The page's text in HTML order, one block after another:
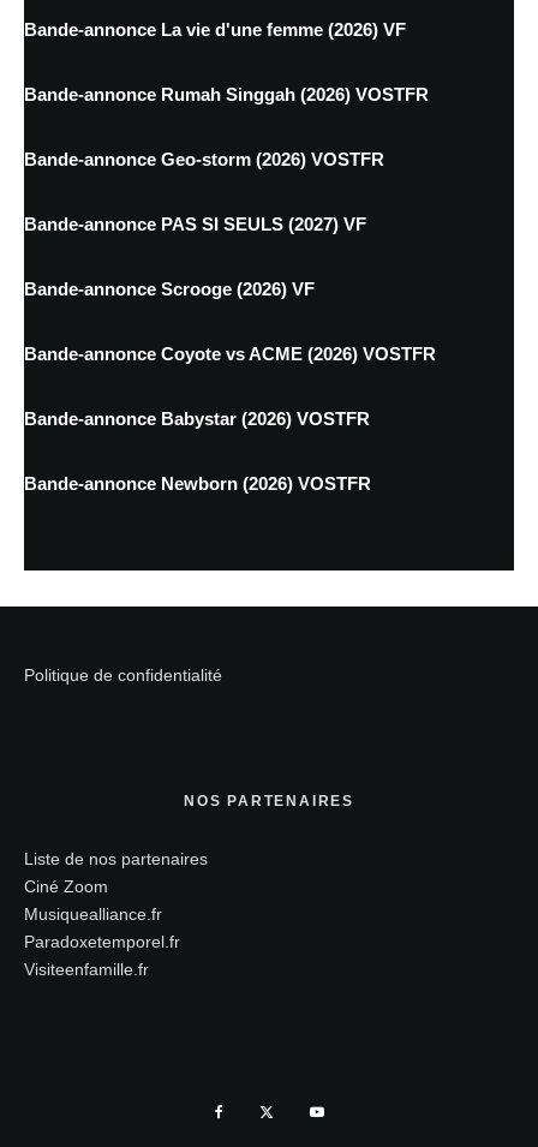
Bande-annonce La vie d'une femme (2026) VF
Bande-annonce Rumah Singgah (2026) VOSTFR
Bande-annonce Geo-storm (2026) VOSTFR
Bande-annonce PAS SI SEULS (2027) VF
Bande-annonce Scrooge (2026) VF
Bande-annonce Coyote vs ACME (2026) VOSTFR
Bande-annonce Babystar (2026) VOSTFR
Bande-annonce Newborn (2026) VOSTFR
Politique de confidentialité
NOS PARTENAIRES
Liste de nos partenaires
Ciné Zoom
Musiquealliance.fr
Paradoxetemporel.fr
Visiteenfamille.fr